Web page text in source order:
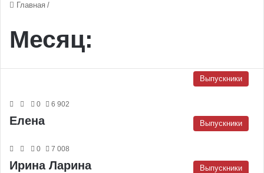
Главная /
Месяц:
Выпускники
0 6 902
Елена Выпускники
0 7 008
Ирина Ларина Выпускники